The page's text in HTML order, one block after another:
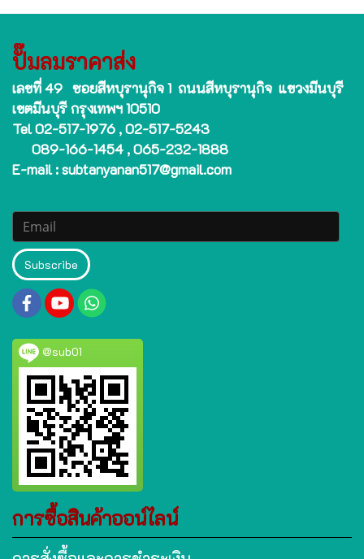
ปั๊มลมราคาส่ง
เลขที่ 49 ซอยสีหบุรานุกิจ 1 ถนนสีหบุรานุกิจ แขวงมีนบุรี
เขตมีนบุรี กรุงเทพฯ 10510
Tel 02-517-1976 , 02-517-5243
089-166-1454 , 065-232-1888
E-mail : subtanyanan517@gmail.com
Subscribe
@sub01
การซื้อสินค้าออน์ไลน์